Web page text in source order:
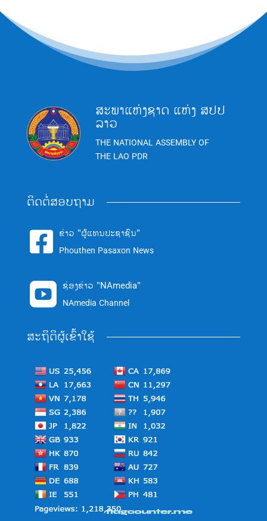
ສະພາແຫ່ງຊາດ ແຫ່ງ ສປປ
ລາວ
THE NATIONAL ASSEMBLY OF
THE LAO PDR
ຕິດຕໍ່ສອບຖາມ
 ຂ່າວ "ຜູ້ແທນປະຊາຊົນ"
Phouthen Pasaxon News
 ຊ່ອງຂ່າວ "NAmedia"
NAmedia Channel
ສະຖິຕິຜູ້ເຂົ້າໃຊ້